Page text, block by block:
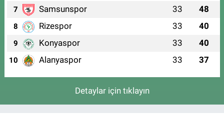
7 Samsunspor 33 48
8 Rizespor 33 40
9 Konyaspor 33 40
10 Alanyaspor 33 37
Detaylar için tıklayın